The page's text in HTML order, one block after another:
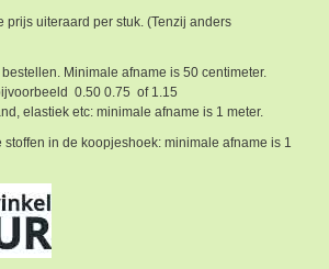
prijs uiteraard per stuk. (Tenzij anders
Minimale afname is 50 centimeter.
0.50 0.75 of 1.15
elastiek etc: minimale afname is 1 meter.
in de koopjeshoek: minimale afname is 1